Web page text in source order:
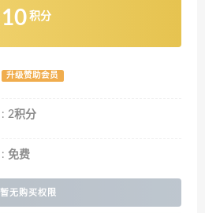
10 积分
升级赞助会员
2积分
免费
暂无购买权限